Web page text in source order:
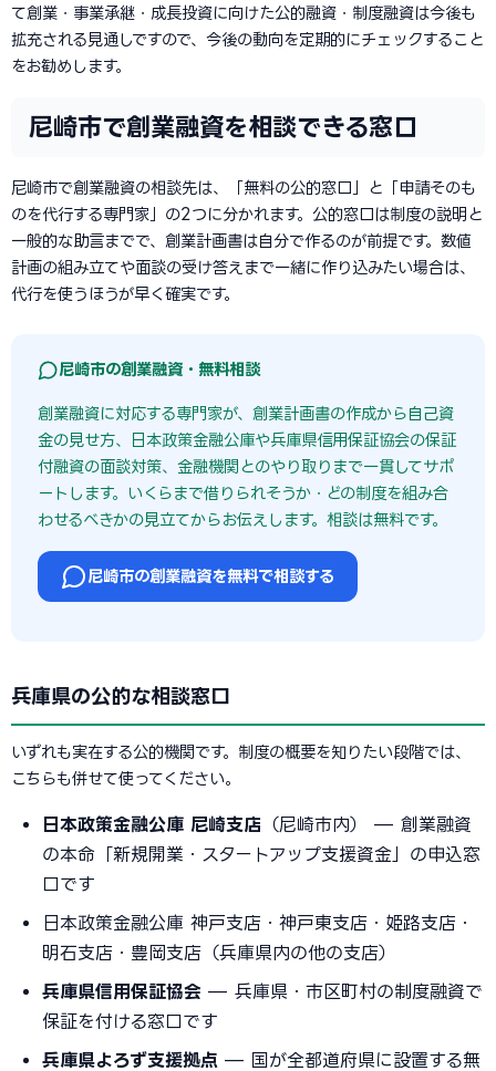
て創業・事業承継・成長投資に向けた公的融資・制度融資は今後も
拡充される見通しですので、今後の動向を定期的にチェックすること
をお勧めします。
尼崎市で創業融資を相談できる窓口
尼崎市で創業融資の相談先は、「無料の公的窓口」と「申請そのも
のを代行する専門家」の2つに分かれます。公的窓口は制度の説明と
一般的な助言までで、創業計画書は自分で作るのが前提です。数値
計画の組み立てや面談の受け答えまで一緒に作り込みたい場合は、
代行を使うほうが早く確実です。
尼崎市の創業融資・無料相談
創業融資に対応する専門家が、創業計画書の作成から自己資
金の見せ方、日本政策金融公庫や兵庫県信用保証協会の保証
付融資の面談対策、金融機関とのやり取りまで一貫してサポ
ートします。いくらまで借りられそうか・どの制度を組み合
わせるべきかの見立てからお伝えします。相談は無料です。
尼崎市の創業融資を無料で相談する
兵庫県の公的な相談窓口
いずれも実在する公的機関です。制度の概要を知りたい段階では、
こちらも併せて使ってください。
日本政策金融公庫 尼崎支店 （尼崎市内） — 創業融資
の本命「新規開業・スタートアップ支援資金」の申込窓
口です
日本政策金融公庫 神戸支店・神戸東支店・姫路支店・
明石支店・豊岡支店（兵庫県内の他の支店）
兵庫県信用保証協会 — 兵庫県・市区町村の制度融資で
保証を付ける窓口です
兵庫県よろず支援拠点 — 国が全都道府県に設置する無